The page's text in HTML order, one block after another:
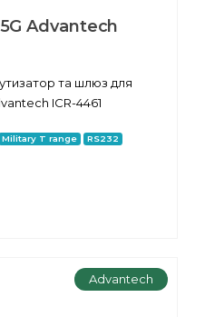
Advantech
та шлюз для
ICR-4461
Military T range RS232
Advantech